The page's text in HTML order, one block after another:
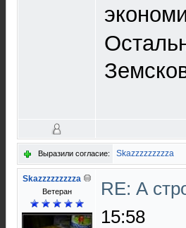
Выразили согласие: Skazzzzzzzzza
Skazzzzzzzzza
Ветеран
RE: А
15:58